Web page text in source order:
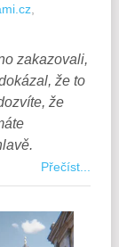
zakazovali,
že to
že
Přečíst...